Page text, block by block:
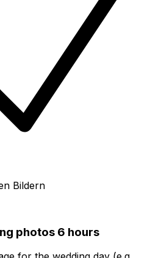
Bildern
photos 6 hours